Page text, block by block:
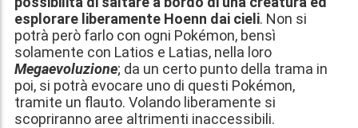
esplorare liberamente Hoenn dai cieli. Non si
potrà però farlo con ogni Pokémon, bensì
solamente con Latios e Latias, nella loro
Megaevoluzione; da un certo punto della trama in
poi, si potrà evocare uno di questi Pokémon,
tramite un flauto. Volando liberamente si
scopriranno aree altrimenti inaccessibili.